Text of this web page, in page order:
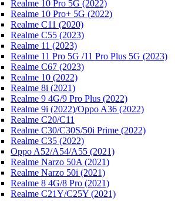
Realme 10 Pro 5G (2022)
Realme 10 Pro+ 5G (2022)
Realme C11 (2020)
Realme C55 (2023)
Realme 11 (2023)
Realme 11 Pro 5G /11 Pro Plus 5G (2023)
Realme C67 (2023)
Realme 10 (2022)
Realme 8i (2021)
Realme 9 4G/9 Pro Plus (2022)
Realme 9i (2022)/Oppo A36 (2022)
Realme C20/C11
Realme C30/C30S/50i Prime (2022)
Realme C35 (2022)
Oppo A52/A54/A55 (2021)
Realme Narzo 50A (2021)
Realme Narzo 50i (2021)
Realme 8 4G/8 Pro (2021)
Realme C21Y/C25Y (2021)